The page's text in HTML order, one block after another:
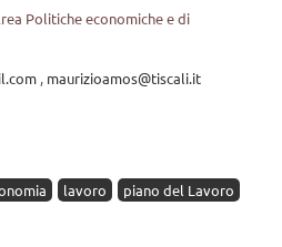
Politiche economiche e di
, maurizioamos@tiscali.it
lavoro piano del Lavoro